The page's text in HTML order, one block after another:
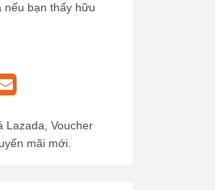
nếu bạn thấy hữu
Lazada, Voucher
mãi mới.